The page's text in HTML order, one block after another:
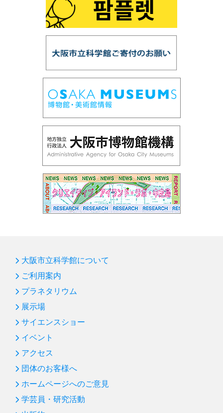
大阪市立科学館について
ご利用案内
プラネタリウム
展示場
サイエンスショー
イベント
アクセス
団体のお客様へ
ホームページへのご意見
学芸員・研究活動